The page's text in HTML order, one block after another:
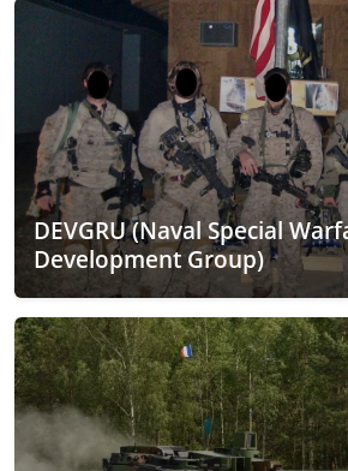
DEVGRU (Naval Special
Development Group)